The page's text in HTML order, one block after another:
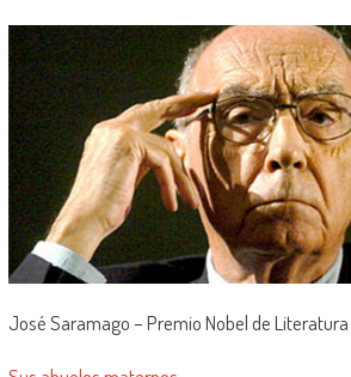
José Saramago – Premio Nobel de Literatura